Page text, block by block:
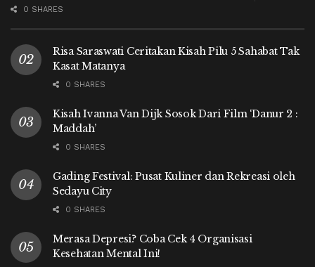
0 SHARES
Risa Saraswati Ceritakan Kisah Pilu 5 Sahabat Tak
Kasat Matanya
0 SHARES
Kisah Ivanna Van Dijk Sosok Dari Film ‘Danur 2 :
Maddah’
0 SHARES
Gading Festival: Pusat Kuliner dan Rekreasi oleh
Sedayu City
0 SHARES
Merasa Depresi? Coba Cek 4 Organisasi
Kesehatan Mental Ini!